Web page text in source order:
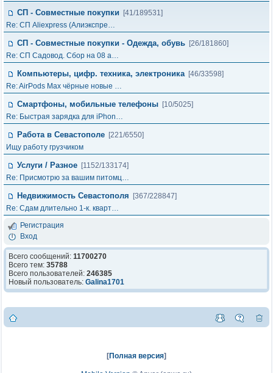
СП - Совместные покупки
[41/189531]
Re: СП Aliexpress (Алиэкспре…
СП - Совместные покупки - Одежда, обувь [26/181860]
Re: СП Садовод. Сбор на 08 а…
Компьютеры, цифр. техника, электроника [46/33598]
Re: AirPods Max чёрные новые …
Смартфоны, мобильные телефоны [10/5025]
Re: Быстрая зарядка для iPhon…
Работа в Севастополе [221/6550]
Ищу работу грузчиком
Услуги / Разное [1152/133174]
Re: Присмотрю за вашим питомц…
Недвижимость Севастополя
[367/228847]
Re: Сдам длительно 1-к. кварт…
Регистрация
Вход
Всего сообщений: 11700270
Всего тем: 35788
Всего пользователей: 246385
Новый пользователь: Galina1701
[Полная версия]